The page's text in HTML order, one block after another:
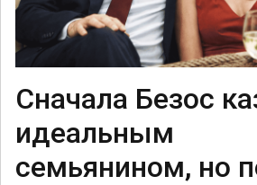
Сначала Безос
идеальным
семьянином, но